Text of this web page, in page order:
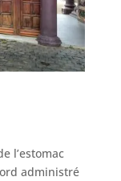
l’estomac
administré